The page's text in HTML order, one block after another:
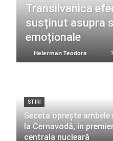
Transilvanica
susținut asupra
emoționale
Helerman Teodora -
STIRI
Seceta oprește
la Cernavodă, în
centrala nucleară